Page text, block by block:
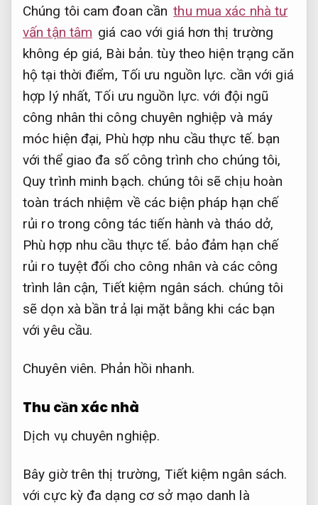
Chúng tôi cam đoan cần thu mua xác nhà tư
vấn tận tâm giá cao với giá hơn thị trường
không ép giá, Bài bản. tùy theo hiện trạng căn
hộ tại thời điểm, Tối ưu nguồn lực. cần với giá
hợp lý nhất,Tối ưu nguồn lực. với đội ngũ
công nhân thi công chuyên nghiệp và máy
móc hiện đại, Phù hợp nhu cầu thực tế. bạn
với thể giao đa số công trình cho chúng tôi,
Quy trình minh bạch. chúng tôi sẽ chịu hoàn
toàn trách nhiệm về các biện pháp hạn chế
rủi ro trong công tác tiến hành và tháo dở,
Phù hợp nhu cầu thực tế. bảo đảm hạn chế
rủi ro tuyệt đối cho công nhân và các công
trình lân cận, Tiết kiệm ngân sách. chúng tôi
sẽ dọn xà bần trả lại mặt bằng khi các bạn
với yêu cầu.
Chuyên viên. Phản hồi nhanh.
Thu cần xác nhà
Dịch vụ chuyên nghiệp.
Bây giờ trên thị trường, Tiết kiệm ngân sách.
với cực kỳ đa dạng cơ sở mạo danh là